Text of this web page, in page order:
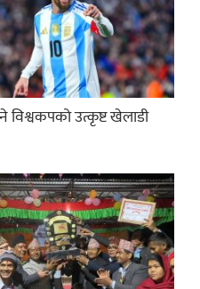
विश्वकपको उत्कृष्ट खेलाडी